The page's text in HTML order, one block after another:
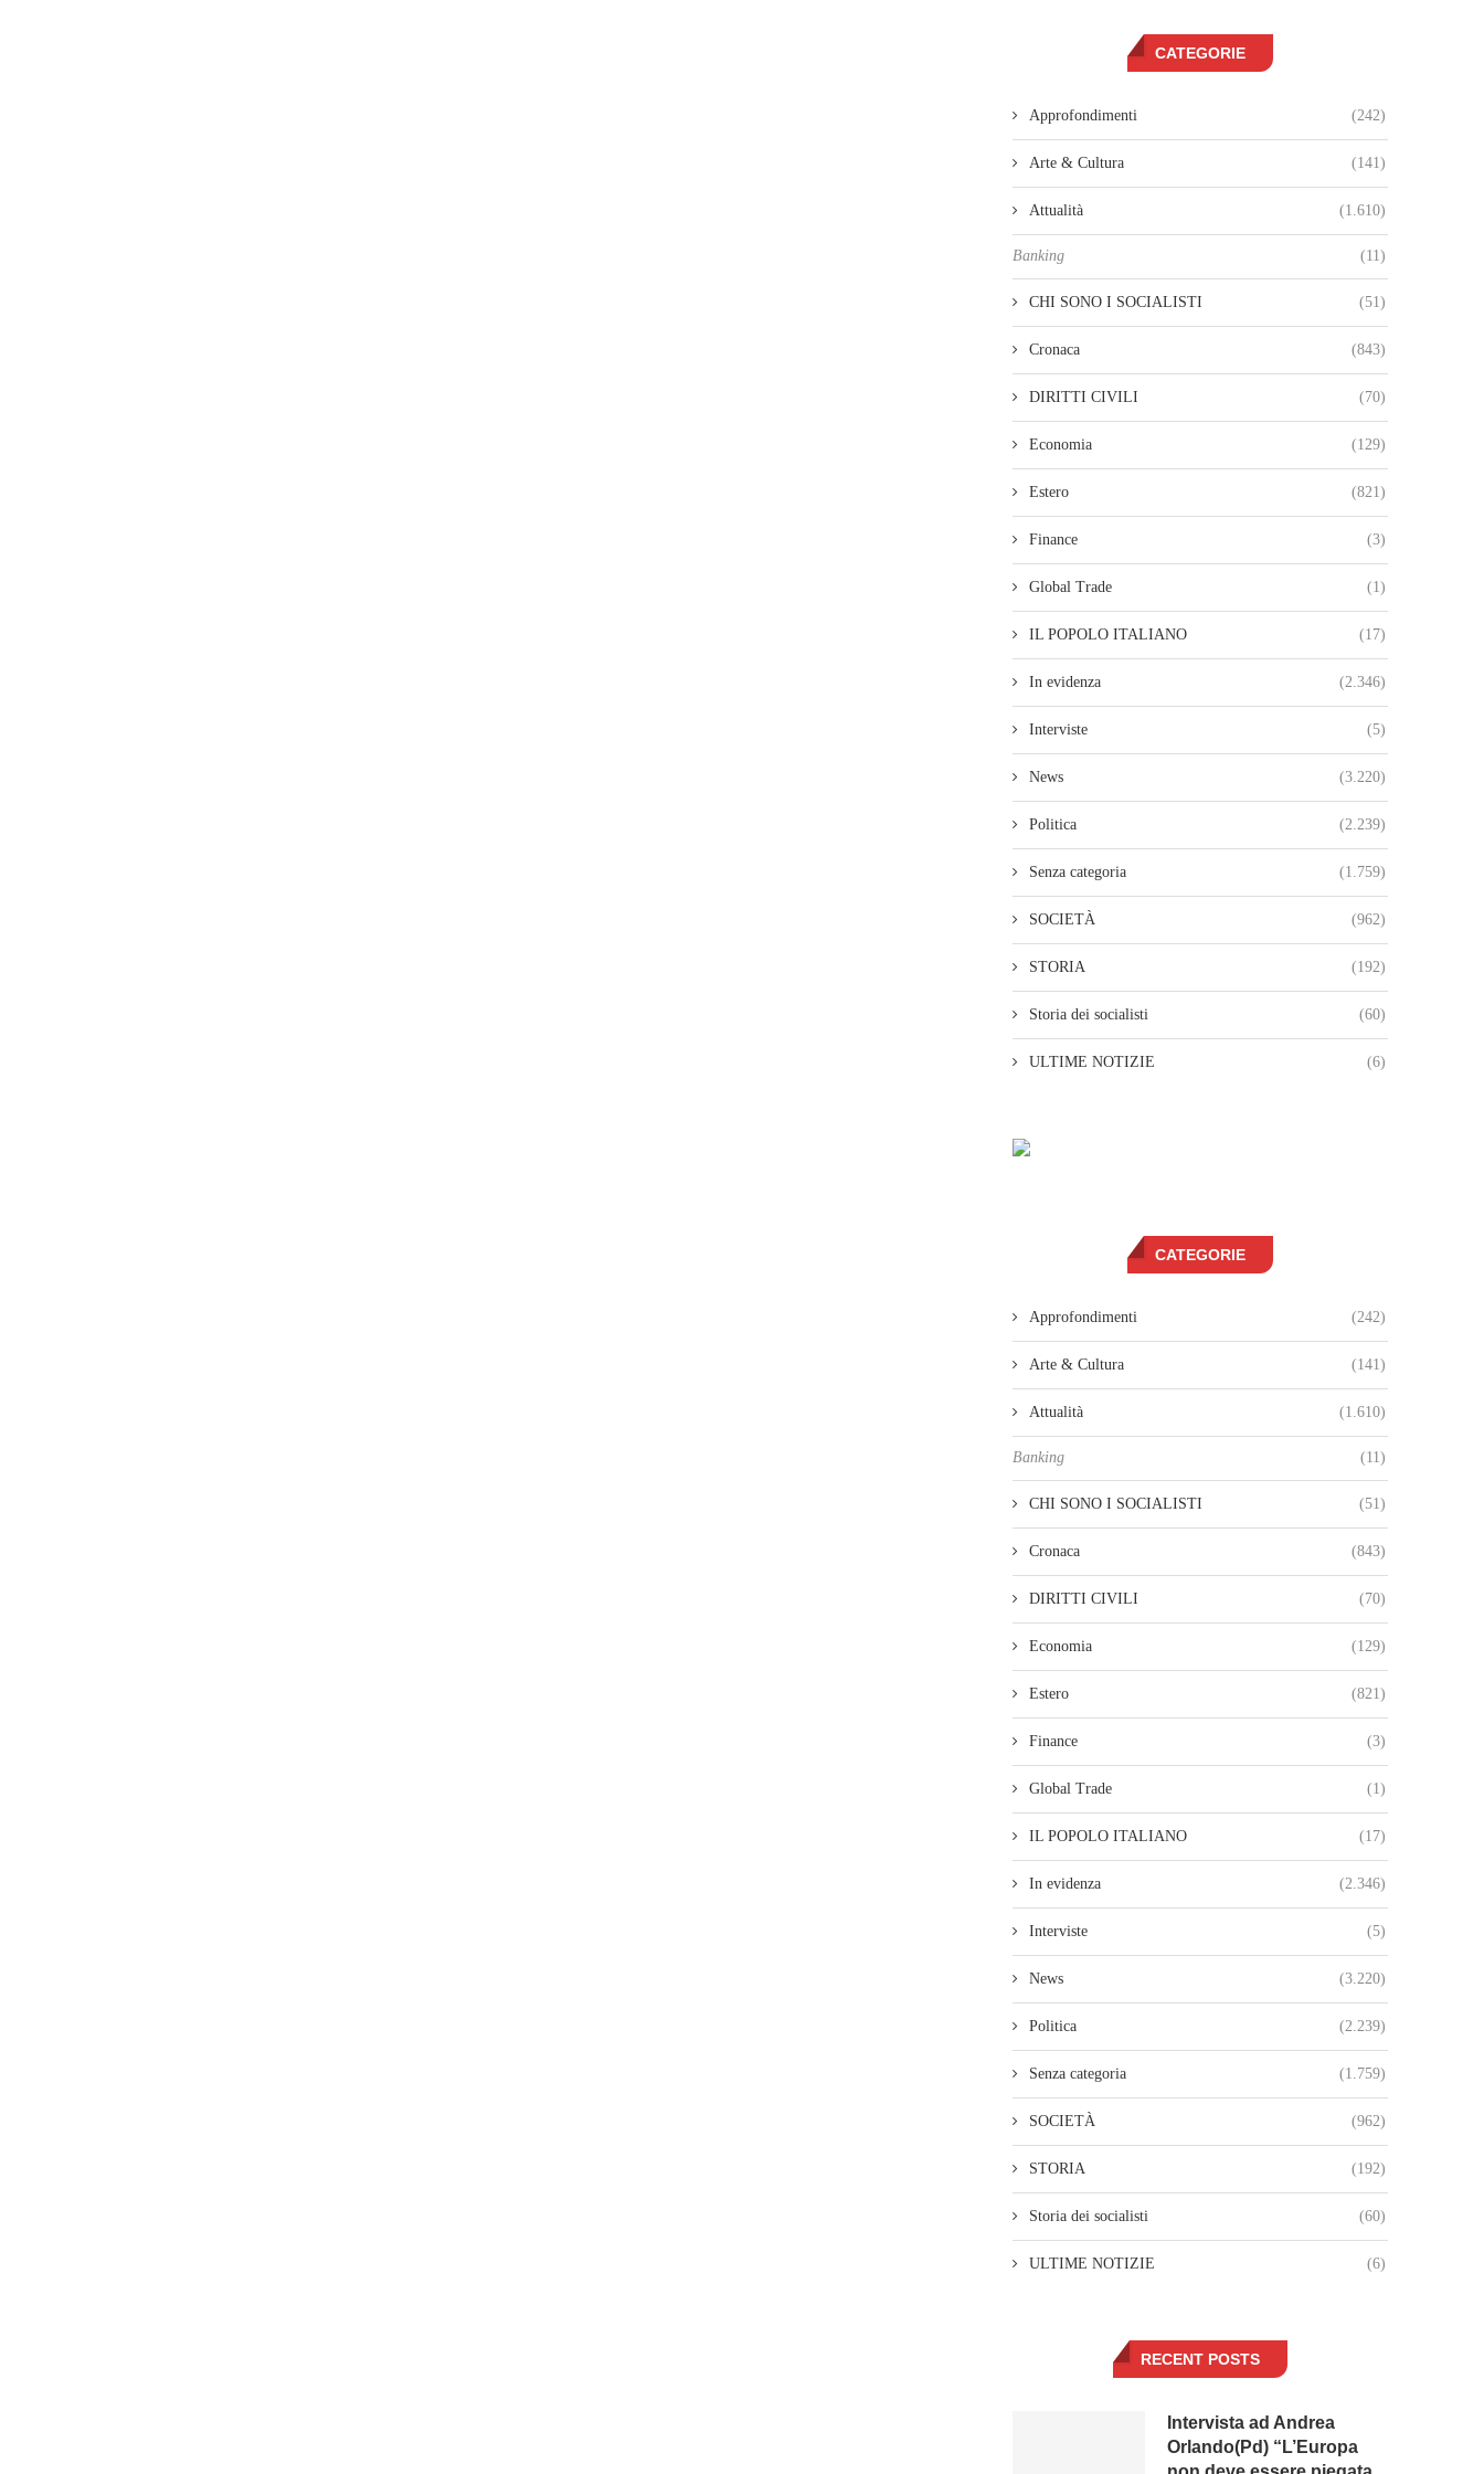
CATEGORIE
Approfondimenti (242)
Arte & Cultura (141)
Attualità (1.610)
Banking (11)
CHI SONO I SOCIALISTI (51)
Cronaca (843)
DIRITTI CIVILI (70)
Economia (129)
Estero (821)
Finance (3)
Global Trade (1)
IL POPOLO ITALIANO (17)
In evidenza (2.346)
Interviste (5)
News (3.220)
Politica (2.239)
Senza categoria (1.759)
SOCIETÀ (962)
STORIA (192)
Storia dei socialisti (60)
ULTIME NOTIZIE (6)
CATEGORIE
Approfondimenti (242)
Arte & Cultura (141)
Attualità (1.610)
Banking (11)
CHI SONO I SOCIALISTI (51)
Cronaca (843)
DIRITTI CIVILI (70)
Economia (129)
Estero (821)
Finance (3)
Global Trade (1)
IL POPOLO ITALIANO (17)
In evidenza (2.346)
Interviste (5)
News (3.220)
Politica (2.239)
Senza categoria (1.759)
SOCIETÀ (962)
STORIA (192)
Storia dei socialisti (60)
ULTIME NOTIZIE (6)
RECENT POSTS
Intervista ad Andrea
Orlando(Pd) “L’Europa